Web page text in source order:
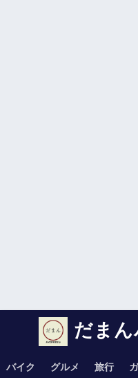
だま
バイク グルメ 旅行